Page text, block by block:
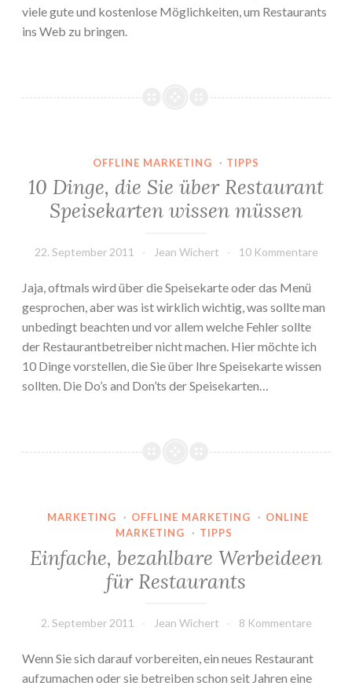
viele gute und kostenlose Möglichkeiten, um Restaurants
ins Web zu bringen.
OFFLINE MARKETING · TIPPS
10 Dinge, die Sie über Restaurant
Speisekarten wissen müssen
22. September 2011 Jean Wichert 10 Kommentare
Jaja, oftmals wird über die Speisekarte oder das Menü
gesprochen, aber was ist wirklich wichtig, was sollte man
unbedingt beachten und vor allem welche Fehler sollte
der Restaurantbetreiber nicht machen. Hier möchte ich
10 Dinge vorstellen, die Sie über Ihre Speisekarte wissen
sollten. Die Do’s and Don’ts der Speisekarten…
MARKETING · OFFLINE MARKETING · ONLINE
MARKETING
· TIPPS
Einfache, bezahlbare Werbeideen
für Restaurants
2. September 2011 Jean Wichert 8 Kommentare
Wenn Sie sich darauf vorbereiten, ein neues Restaurant
aufzumachen oder sie betreiben schon seit Jahren eine